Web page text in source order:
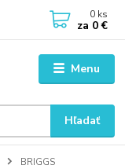
Menu
Hľadať
0 ks
za 0 €
BRIGGS